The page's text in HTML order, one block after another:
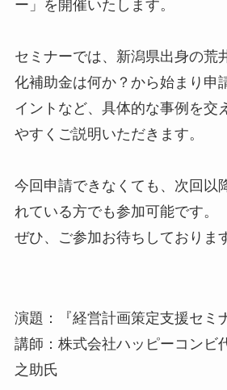
ー」を開催いたします。
セミナーでは、新潟県出身の荒
化補助金は何か？から始まり申
イントなど、具体的な事例を交
やすくご説明いただきます。
今回申請できなくても、次回以
れている方でも参加可能です。
ぜひ、ご参加お待ちしておりま
演題：『経営計画策定支援セミ
講師：株式会社ハッピーコンビ
之助氏